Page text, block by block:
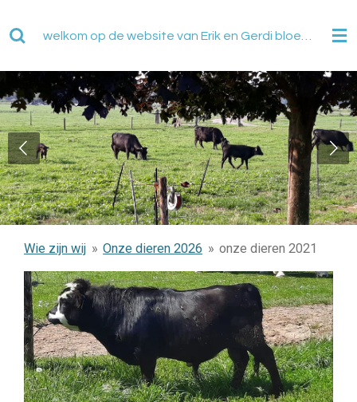
direct
de
hoofdinhoud
Wie zijn wij » Onze dieren 2026 » onze dieren 2021